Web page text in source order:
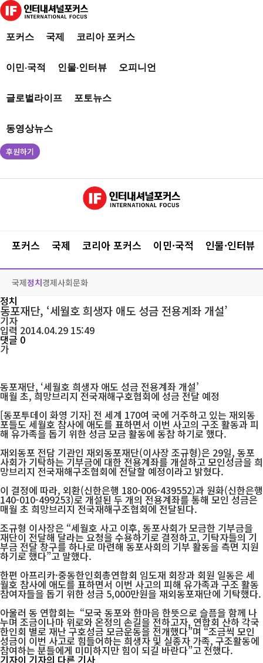
포커스 국제 코리아 포커스
이민·국적 인물·인터뷰 오피니언
글로벌라이프 포토뉴스
동영상뉴스
후원하기
포커스 국제 코리아 포커스 이민·국적 인물·인터뷰
국제정치경제사회문화
정치
동포재단, ‘세월호 희생자 애도 성금 전용계좌 개설’
기자
입력 2014.04.29 15:49
댓글 0
가
동포재단, ‘세월호 희생자 애도 성금 전용계좌 개설’
매월 초, 희망브리지 전국재해구호협회에 성금 전달 예정
[동포투데이 화영 기자] 전 세계 170여 국에 거주하고 있는 재외동
포들도 세월호 참사에 애도를 표하면서 이번 사고의 구조 활동과 피
해 유가족을 돕기 위한 성금 모금 활동에 동참 하기로 했다.
재외동포 전담 기관인 재외동포재단(이사장 조규형)은 29일, 동포
사회가 기탁하는 기부금에 대한 전용계좌를 개설하고 모인성금을 희
망브리지 전국재해구조협회에 전달할 예정이라고 밝혔다.
이 결정에 따라, 외환(신한은행 180-006-439552)과 원화(신한은행
140-010-499253)로 개설된 두 개의 전용계좌를 통해 모인 성금은
매월 초 희망브리지 전국재해구조협회에 전달된다.
조규형 이사장은 “세월호 사고 이후, 동포사회가 모금한 기부금을
재단이 전달해 달라는 요청을 수용하기로 결정하고, 기탁자들의 기
부금 전달 창구를 하나로 마련해 동포사회의 기부 활동을 측면 지원
하기로 했다”고 말했다.
한편 아프리카·중동한인회총연합회 임도재 회장과 회원 일동은 세
월호 참사에 애도를 표하면서 이번 사고의 피해 유가족과 구조 활동
참여자들을 돕기 위한 성금 5,000만원을 재외동포재단에 기탁했다.
아울러 동 연합회는 “모국 동포와 한마음 한뜻으로 슬픔을 함께 나
누며 조금이나마 위로와 온정의 손길을 전하고자, 연합회 산하 각국
한인회 별로 재난 구호성금 모금운동을 전개했다”며 “조금씩 모인
성금이 이번 사고로 힘들어하는 희생자 및 실종자 가족, 구조활동에
참여하는 분들에게 미미하지만 힘이 되길 바란다”고 전했다.
기자이 기자의 다른 기사